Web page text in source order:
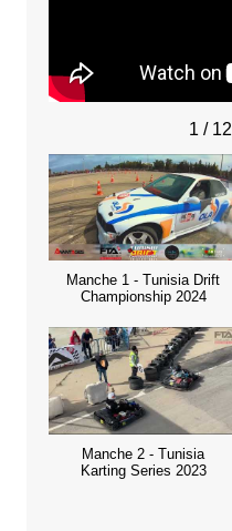
1 / 12
Manche 1 - Tunisia Drift
Championship 2024
Manche 2 - Tunisia
Karting Series 2023